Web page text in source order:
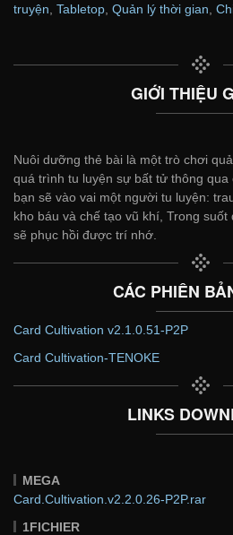
truyện Tabletop Quản lý thời gian
GIỚI THIỆU
Nuôi dưỡng thẻ bài là một trò chơi
quá trình tu luyện sự bất tử thông qua
bạn sẽ vào vai một người tu luyện:
kho báu và chế tạo vũ khí, Trong
sẽ phục hồi được trí nhớ.
CÁC PHIÊN
Card Cultivation v2.1.0.51-P2P
Card Cultivation-TENOKE
LINKS
MEGA
Card.Cultivation.v2.2.0.26-P2P.rar
1FICHIER